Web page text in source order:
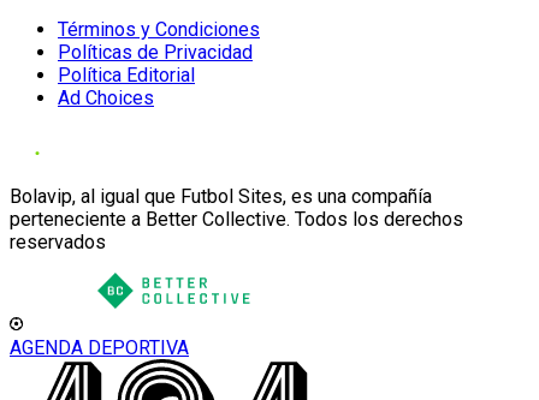
Términos y Condiciones
Políticas de Privacidad
Política Editorial
Ad Choices
Bolavip, al igual que Futbol Sites, es una compañía
perteneciente a Better Collective. Todos los derechos
reservados
AGENDA DEPORTIVA